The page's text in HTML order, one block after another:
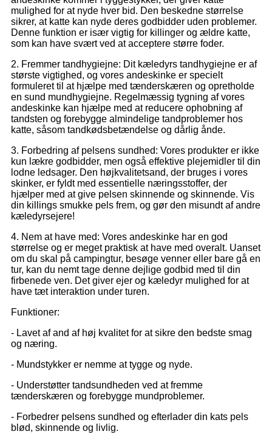
mulighed for at nyde hver bid. Den beskedne størrelse
sikrer, at katte kan nyde deres godbidder uden problemer.
Denne funktion er især vigtig for killinger og ældre katte,
som kan have svært ved at acceptere større foder.
2. Fremmer tandhygiejne: Dit kæledyrs tandhygiejne er af
største vigtighed, og vores andeskinke er specielt
formuleret til at hjælpe med tænderskæren og opretholde
en sund mundhygiejne. Regelmæssig tygning af vores
andeskinke kan hjælpe med at reducere ophobning af
tandsten og forebygge almindelige tandproblemer hos
katte, såsom tandkødsbetændelse og dårlig ånde.
3. Forbedring af pelsens sundhed: Vores produkter er ikke
kun lækre godbidder, men også effektive plejemidler til din
lodne ledsager. Den højkvalitetsand, der bruges i vores
skinker, er fyldt med essentielle næringsstoffer, der
hjælper med at give pelsen skinnende og skinnende. Vis
din killings smukke pels frem, og gør den misundt af andre
kæledyrsejere!
4. Nem at have med: Vores andeskinke har en god
størrelse og er meget praktisk at have med overalt. Uanset
om du skal på campingtur, besøge venner eller bare gå en
tur, kan du nemt tage denne dejlige godbid med til din
firbenede ven. Det giver ejer og kæledyr mulighed for at
have tæt interaktion under turen.
Funktioner:
- Lavet af and af høj kvalitet for at sikre den bedste smag
og næring.
- Mundstykker er nemme at tygge og nyde.
- Understøtter tandsundheden ved at fremme
tænderskæren og forebygge mundproblemer.
- Forbedrer pelsens sundhed og efterlader din kats pels
blød, skinnende og livlig.